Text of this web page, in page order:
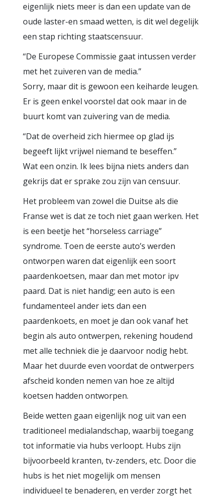
eigenlijk niets meer is dan een update van de
oude laster-en smaad wetten, is dit wel degelijk
een stap richting staatscensuur.
“De Europese Commissie gaat intussen verder
met het zuiveren van de media.”
Sorry, maar dit is gewoon een keiharde leugen.
Er is geen enkel voorstel dat ook maar in de
buurt komt van zuivering van de media.
“Dat de overheid zich hiermee op glad ijs
begeeft lijkt vrijwel niemand te beseffen.”
Wat een onzin. Ik lees bijna niets anders dan
gekrijs dat er sprake zou zijn van censuur.
Het probleem van zowel die Duitse als die
Franse wet is dat ze toch niet gaan werken. Het
is een beetje het “horseless carriage”
syndrome. Toen de eerste auto’s werden
ontworpen waren dat eigenlijk een soort
paardenkoetsen, maar dan met motor ipv
paard. Dat is niet handig; een auto is een
fundamenteel ander iets dan een
paardenkoets, en moet je dan ook vanaf het
begin als auto ontwerpen, rekening houdend
met alle techniek die je daarvoor nodig hebt.
Maar het duurde even voordat de ontwerpers
afscheid konden nemen van hoe ze altijd
koetsen hadden ontworpen.
Beide wetten gaan eigenlijk nog uit van een
traditioneel medialandschap, waarbij toegang
tot informatie via hubs verloopt. Hubs zijn
bijvoorbeeld kranten, tv-zenders, etc. Door die
hubs is het niet mogelijk om mensen
individueel te benaderen, en verder zorgt het